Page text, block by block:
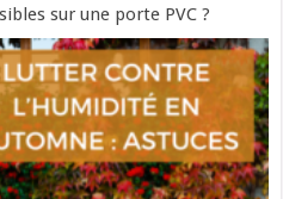
sur une porte PVC ?